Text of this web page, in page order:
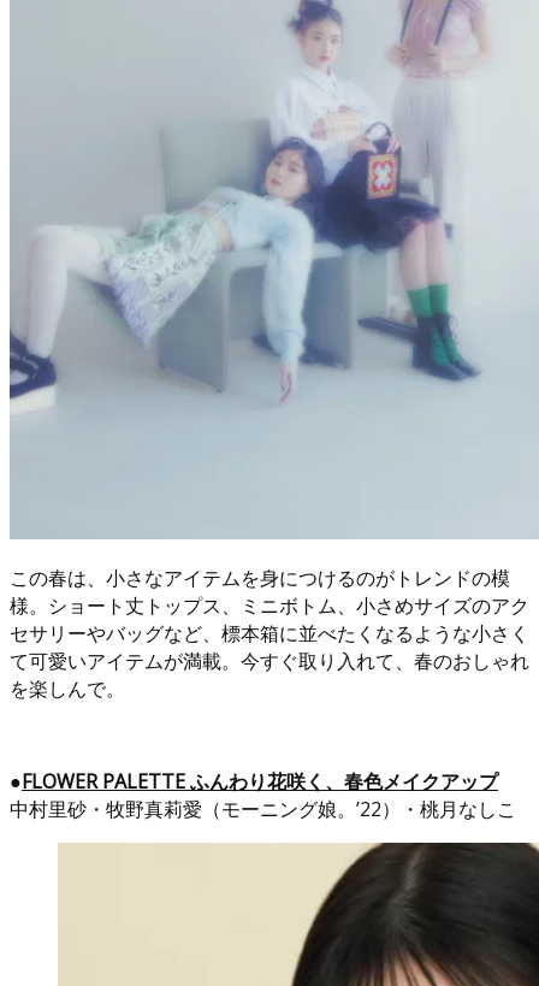
この春は、小さなアイテムを身につけるのがトレンドの模
様。ショート丈トップス、ミニボトム、小さめサイズのアク
セサリーやバッグなど、標本箱に並べたくなるような小さく
て可愛いアイテムが満載。今すぐ取り入れて、春のおしゃれ
を楽しんで。
●FLOWER PALETTE ふんわり花咲く、春色メイクアップ
中村里砂・牧野真莉愛（モーニング娘。’22）・桃月なしこ